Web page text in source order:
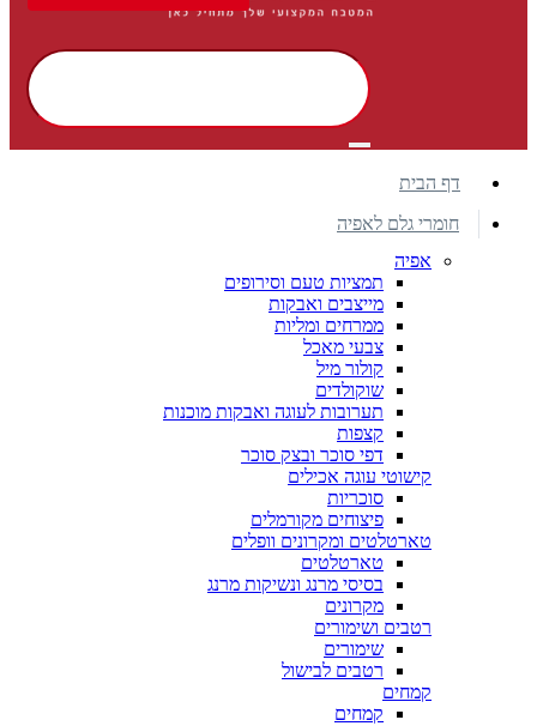
דף הבית
חומרי גלם לאפיה
אפיה
תמציות טעם וסירופים
מייצבים ואבקות
ממרחים ומליות
צבעי מאכל
קולור מיל
שוקולדים
תערובות לעוגה ואבקות מוכנות
קצפות
דפי סוכר ובצק סוכר
קישוטי עוגה אכילים
סוכריות
פיצוחים מקורמלים
טארטלטים ומקרונים וופלים
טארטלטים
בסיסי מרנג ונשיקות מרנג
מקרונים
רטבים ושימורים
שימורים
רטבים לבישול
קמחים
קמחים